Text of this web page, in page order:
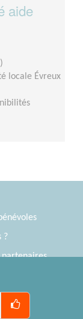
aide
locale Évreux
?
partenaires